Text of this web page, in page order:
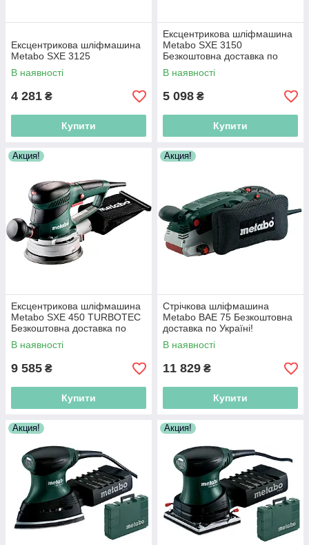
Ексцентрикова шліфмашина
Metabo SXE 3125
В наявності
4 281 ₴
Купити
Ексцентрикова шліфмашина
Metabo SXE 3150
Безкоштовна доставка по
Україні!
В наявності
5 098 ₴
Купити
Акция!
Ексцентрикова шліфмашина
Metabo SXE 450 TURBOTEC
Безкоштовна доставка по
Україні!
В наявності
9 585 ₴
Купити
Акция!
Стрічкова шліфмашина
Metabo BAE 75 Безкоштовна
доставка по Україні!
В наявності
11 829 ₴
Купити
Акция! Акция!